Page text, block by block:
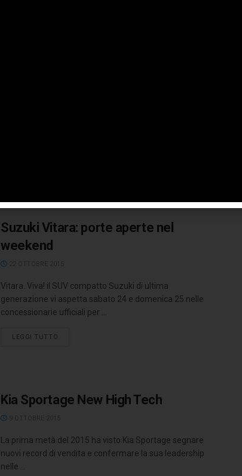
Suzuki Vitara: porte aperte nel
weekend
Vitara. Viva! il SUV compatto Suzuki di ultima
generazione vi aspetta sabato 24 e domenica 25 nelle
concessionarie ufficiali per ...
LEGGI TUTTO
Kia Sportage New High Tech
La prima metà del 2015 ha visto Kia Sportage segnare
nuovi record di vendita e confermare la sua leadership
nelle ...